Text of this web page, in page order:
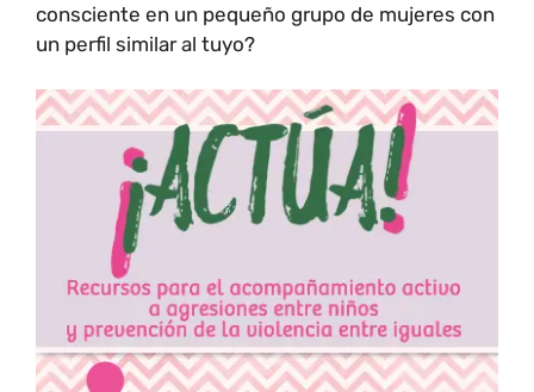
consciente en un pequeño grupo de mujeres con
un perfil similar al tuyo?